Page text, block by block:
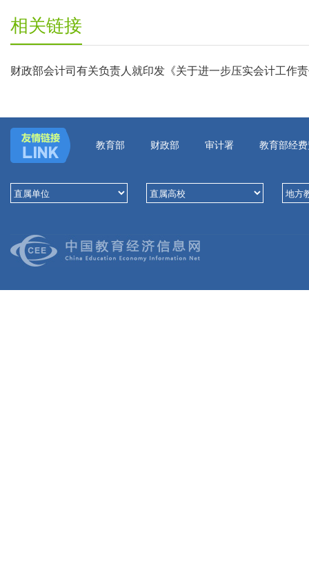
相关链接
财政部会计司有关负责人就印发《关于进一步压实会计工作
教育部 财政部 审计署 教育部经